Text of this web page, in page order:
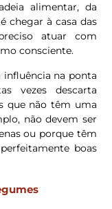
alimentar, da
chegar à casa das
atuar com
consciente.
influência na ponta
vezes descarta
que não têm uma
não devem ser
ou porque têm
boas